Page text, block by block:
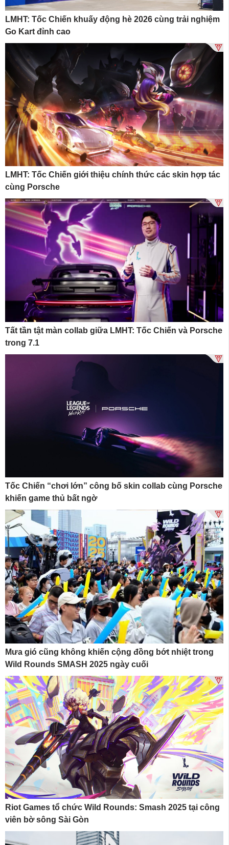
LMHT: Tốc Chiến khuấy động hè 2026 cùng trải nghiệm
Go Kart đỉnh cao
LMHT: Tốc Chiến giới thiệu chính thức các skin hợp tác
cùng Porsche
Tất tần tật màn collab giữa LMHT: Tốc Chiến và Porsche
trong 7.1
Tốc Chiến “chơi lớn” công bố skin collab cùng Porsche
khiến game thủ bất ngờ
Mưa gió cũng không khiến cộng đồng bớt nhiệt trong
Wild Rounds SMASH 2025 ngày cuối
Riot Games tổ chức Wild Rounds: Smash 2025 tại công
viên bờ sông Sài Gòn